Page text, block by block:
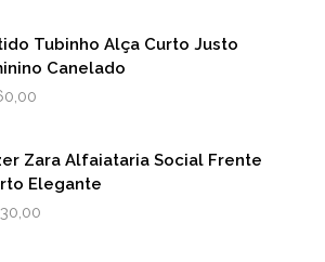
Tubinho Alça Curto Justo
Canelado
Zara Alfaiataria Social Frente
Elegante